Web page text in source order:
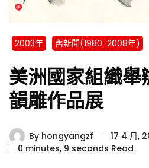
2003年 舊新聞(1980-2008年)
美洲國家組織
韻雕作品展
By hongyangzf
17 4 月,
0 minutes, 9 seconds Read